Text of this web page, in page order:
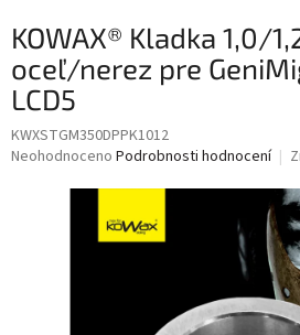
KOWAX® Kladka 1,0/
oceľ/nerez pre
LCD5
KWXSTGM350DPPK1012
Průměrné
Neohodnoceno Podrobnosti hodnocení